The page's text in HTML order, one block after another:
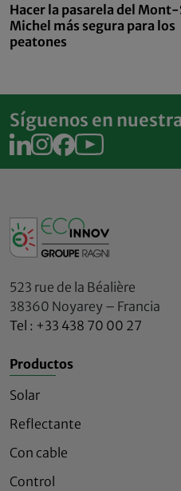
Hacer la pasarela del
Michel más segura para los
peatones
Síguenos en
523 rue de la Béalière
38360 Noyarey – Francia
Tel : +33 438 70 00 27
Productos
Solar
Reflectante
Con cable
Control